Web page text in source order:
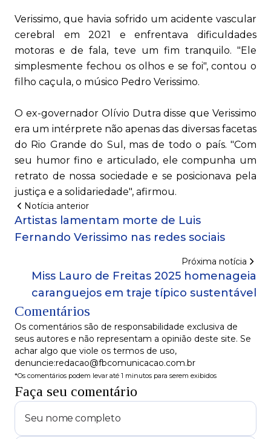
Verissimo, que havia sofrido um acidente vascular
cerebral em 2021 e enfrentava dificuldades
motoras e de fala, teve um fim tranquilo. "Ele
simplesmente fechou os olhos e se foi", contou o
filho caçula, o músico Pedro Verissimo.
O ex-governador Olívio Dutra disse que Verissimo
era um intérprete não apenas das diversas facetas
do Rio Grande do Sul, mas de todo o país. "Com
seu humor fino e articulado, ele compunha um
retrato de nossa sociedade e se posicionava pela
justiça e a solidariedade", afirmou.
Notícia anterior
Artistas lamentam morte de Luis
Fernando Verissimo nas redes sociais
Próxima notícia
Miss Lauro de Freitas 2025 homenageia
caranguejos em traje típico sustentável
Comentários
Os comentários são de responsabilidade exclusiva de
seus autores e não representam a opinião deste site. Se
achar algo que viole os termos de uso,
denuncie:redacao@fbcomunicacao.com.br
*Os comentários podem levar até 1 minutos para serem exibidos
Faça seu comentário